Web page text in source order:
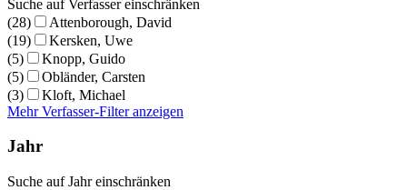
Suche auf Verfasser einschränken
(28)
Attenborough, David
(19)
Kersken, Uwe
(5)
Knopp, Guido
(5)
Obländer, Carsten
(3)
Kloft, Michael
Mehr Verfasser-Filter anzeigen
Jahr
Suche auf Jahr einschränken